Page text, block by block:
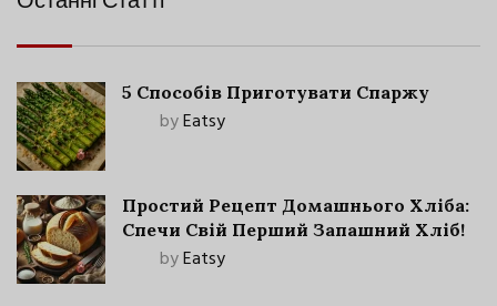
5 Способів Приготувати Спаржу
byEatsy
Простий Рецепт Домашнього Хліба:
Спечи Свій Перший Запашний Хліб!
byEatsy